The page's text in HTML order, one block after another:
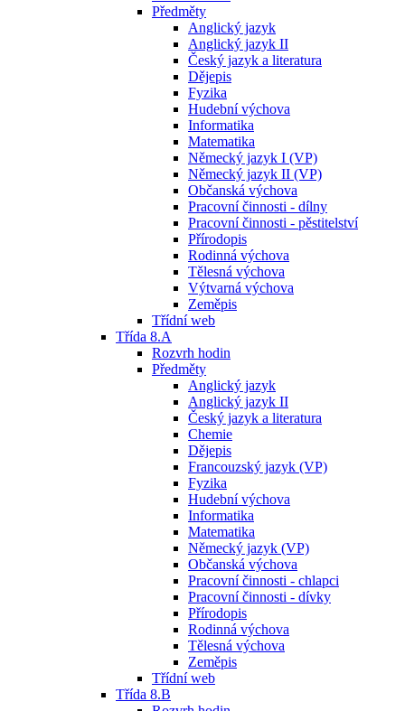
Předměty
Anglický jazyk
Anglický jazyk II
Český jazyk a literatura
Dějepis
Fyzika
Hudební výchova
Informatika
Matematika
Německý jazyk I (VP)
Německý jazyk II (VP)
Občanská výchova
Pracovní činnosti - dílny
Pracovní činnosti - pěstitelství
Přírodopis
Rodinná výchova
Tělesná výchova
Výtvarná výchova
Zeměpis
Třídní web
Třída 8.A
Rozvrh hodin
Předměty
Anglický jazyk
Anglický jazyk II
Český jazyk a literatura
Chemie
Dějepis
Francouzský jazyk (VP)
Fyzika
Hudební výchova
Informatika
Matematika
Německý jazyk (VP)
Občanská výchova
Pracovní činnosti - chlapci
Pracovní činnosti - dívky
Přírodopis
Rodinná výchova
Tělesná výchova
Zeměpis
Třídní web
Třída 8.B